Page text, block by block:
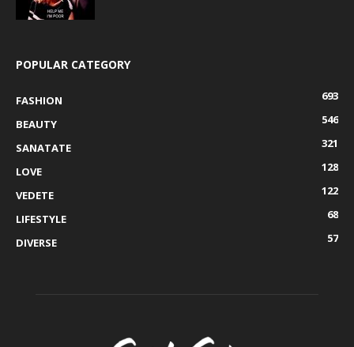
POPULAR CATEGORY
FASHION
693
BEAUTY
546
SANATATE
321
LOVE
128
VEDETE
122
LIFESTYLE
68
DIVERSE
57